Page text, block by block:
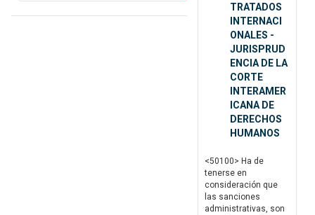
TRATADOS
INTERNACI
ONALES -
JURISPRUD
ENCIA DE LA
CORTE
INTERAMER
ICANA DE
DERECHOS
HUMANOS
<50100> Ha de
tenerse en
consideración que
las sanciones
administrativas, son